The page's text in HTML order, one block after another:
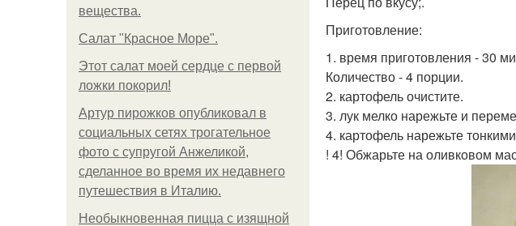
вещества.
Салат "Красное Море".
Этот салат моей сердце с первой
ложки покорил!
Артур пирожков опубликовал в
социальных сетях трогательное
фото с супругой Анжеликой,
сделанное во время их недавнего
путешествия в Италию.
Необыкновенная пицца с изящной
Приготовление:
1. время приготовления - 30
Количество - 4 порции.
2. картофель очистите.
3. лук мелко нарежьте и
4. картофель нарежьте
! 4! Обжарьте на оливковом